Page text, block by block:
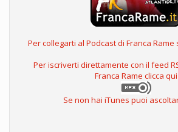
Per collegarti al Podcast di Franca Rame
Per iscriverti direttamente con il feed
Franca Rame clicca qui
Se non hai iTunes puoi